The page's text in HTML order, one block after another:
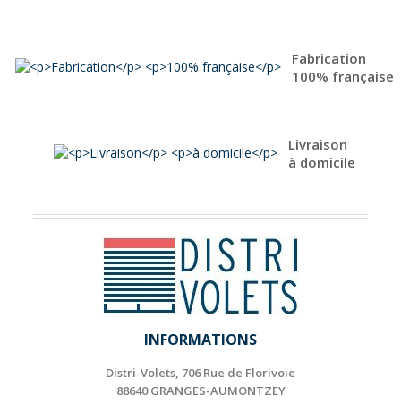
Fabrication
100% française
Livraison
à domicile
INFORMATIONS
Distri-Volets, 706 Rue de Florivoie
88640 GRANGES-AUMONTZEY